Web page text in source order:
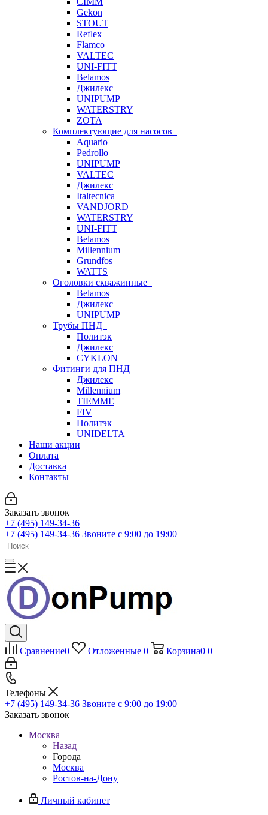
Gekon
STOUT
Reflex
Flamco
VALTEC
UNI-FITT
Belamos
Джилекс
UNIPUMP
WATERSTRY
ZOTA
Комплектующие для насосов
Aquario
Pedrollo
UNIPUMP
VALTEC
Джилекс
Italtecnica
VANDJORD
WATERSTRY
UNI-FITT
Belamos
Millennium
Grundfos
WATTS
Оголовки скважинные
Belamos
Джилекс
UNIPUMP
Трубы ПНД
Политэк
Джилекс
CYKLON
Фитинги для ПНД
Джилекс
Millennium
TIEMME
FIV
Политэк
UNIDELTA
Наши акции
Оплата
Доставка
Контакты
Заказать звонок
+7 (495) 149-34-36
+7 (495) 149-34-36 Звоните с 9:00 до 19:00
Сравнение0 Отложенные 0 Корзина0 0
Телефоны
+7 (495) 149-34-36 Звоните с 9:00 до 19:00
Заказать звонок
Москва
Назад
Города
Москва
Ростов-на-Дону
Личный кабинет